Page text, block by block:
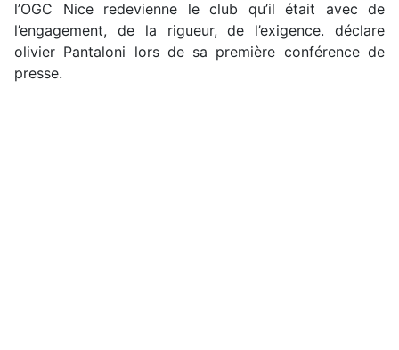
l’OGC Nice redevienne le club qu’il était avec de
l’engagement, de la rigueur, de l’exigence. déclare
olivier Pantaloni lors de sa première conférence de
presse.